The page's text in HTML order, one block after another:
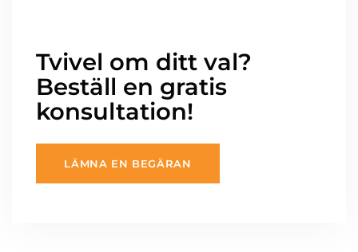
Tvivel om ditt val?
Beställ en gratis
konsultation!
LÄMNA EN BEGÄRAN